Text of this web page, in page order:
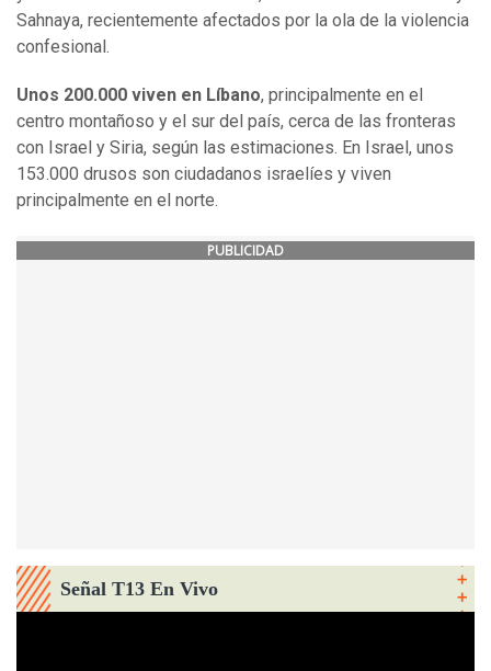
Sahnaya, recientemente afectados por la ola de la violencia
confesional.
Unos 200.000 viven en Líbano, principalmente en el
centro montañoso y el sur del país, cerca de las fronteras
con Israel y Siria, según las estimaciones. En Israel, unos
153.000 drusos son ciudadanos israelíes y viven
principalmente en el norte.
PUBLICIDAD
Señal T13 En Vivo